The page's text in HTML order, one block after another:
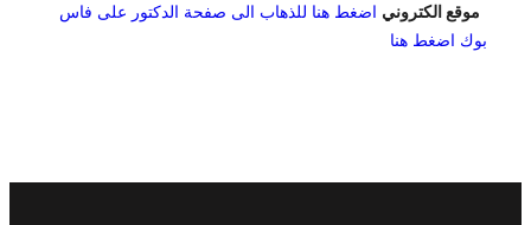
موقع الكتروني اضغط هنا للذهاب الى صفحة الدكتور على فاس
بوك اضغط هنا